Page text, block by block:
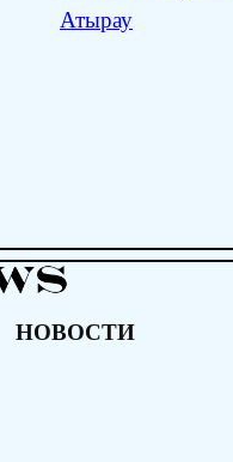
Атырау
НОВОСТИ